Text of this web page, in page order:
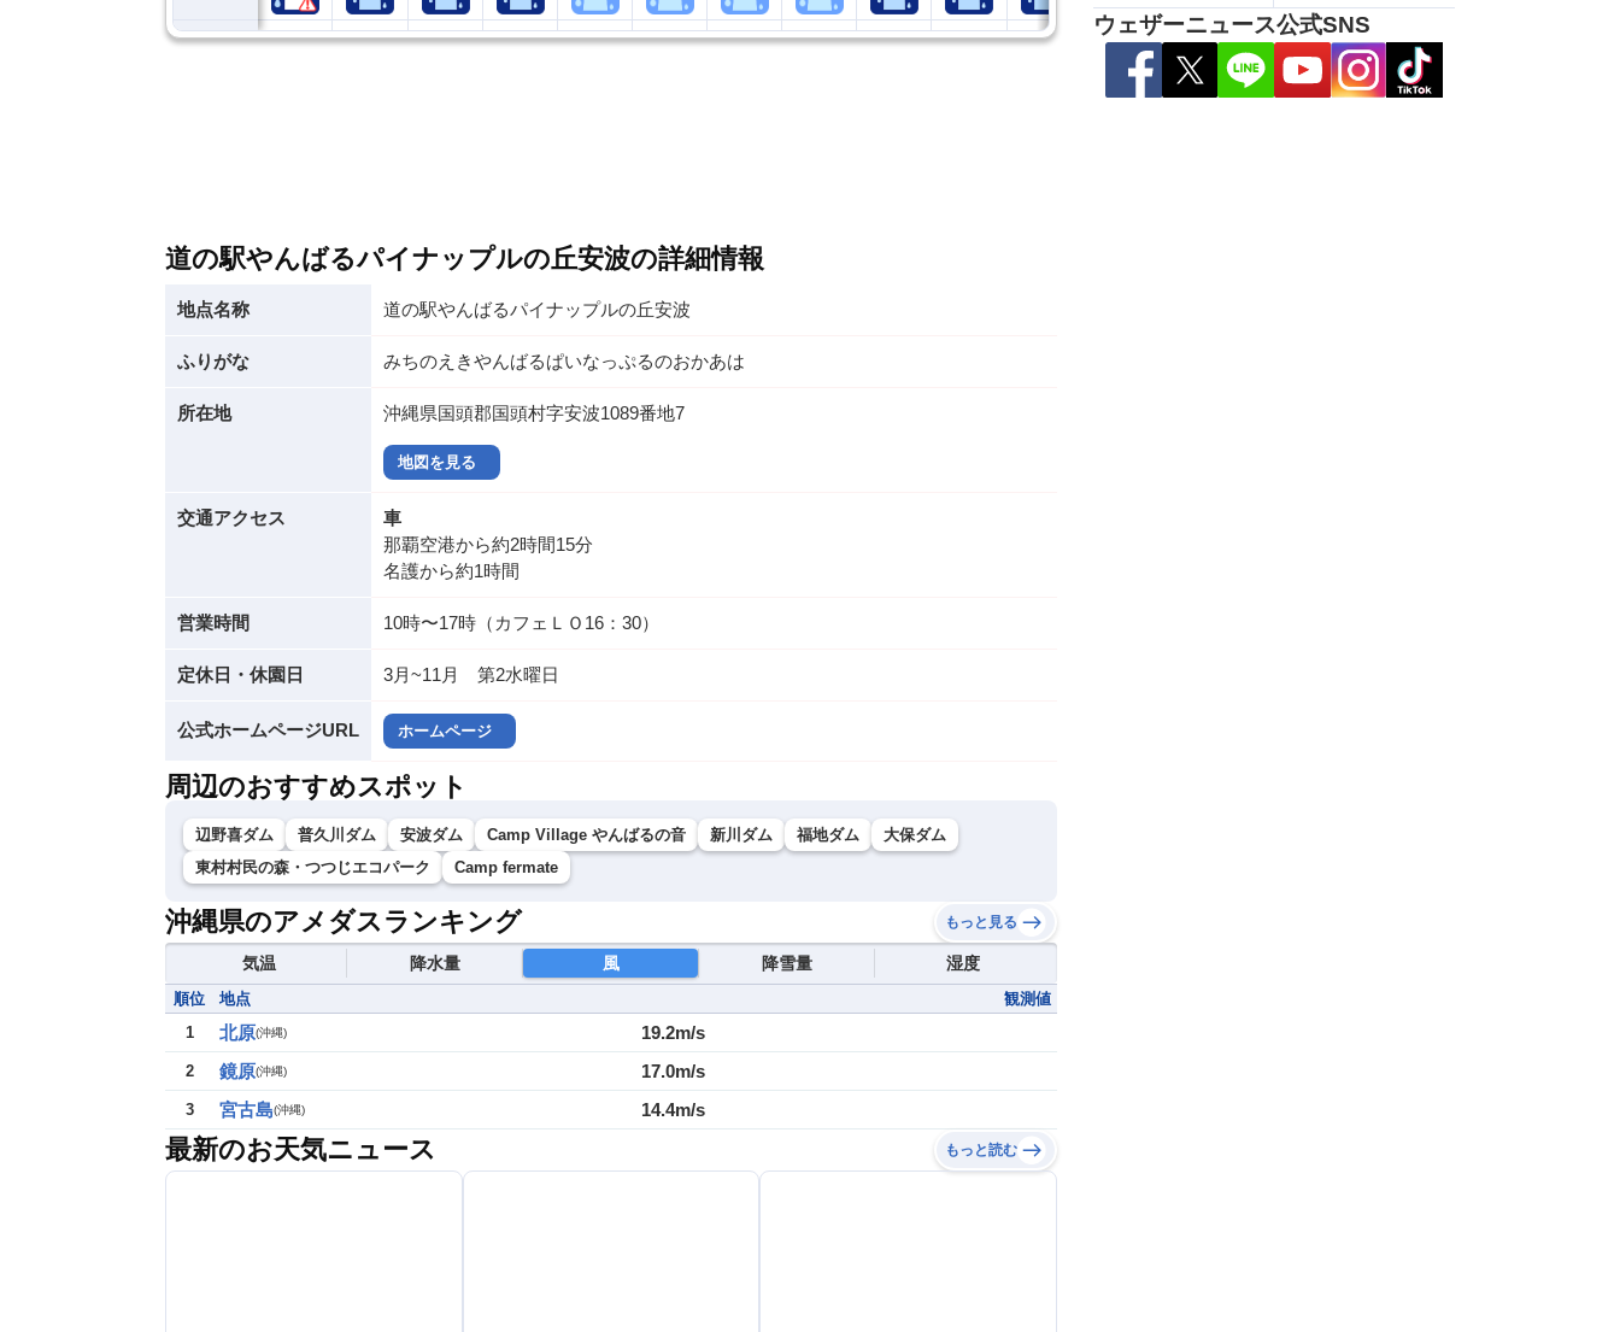
道の駅やんばるパイナップルの丘安波の詳細情報
地点名称 道の駅やんばるパイナップルの丘安波
ふりがな みちのえきやんばるぱいなっぷるのおかあは
所在地 沖縄県国頭郡国頭村字安波1089番地7
地図を見る
交通アクセス
車
那覇空港から約2時間15分
名護から約1時間
営業時間 10時〜17時（カフェＬＯ16：30）
定休日・休園日 3月~11月 第2水曜日
公式ホームページURL ホームページ
周辺のおすすめスポット
辺野喜ダム 普久川ダム 安波ダム Camp Village やんばるの音 新川ダム 福地ダム
大保ダム
東村村民の森・つつじエコパーク
Camp fermate
沖縄県のアメダスランキング もっと見る
気温 降水量 風 降雪量 湿度
順位 地点
観測値
1
北原(沖縄) 19.2m/s
2 鏡原(沖縄) 17.0m/s
3 宮古島(沖縄) 14.4m/s
最新のお天気ニュース もっと読む
ウェザーニュース公式SNS